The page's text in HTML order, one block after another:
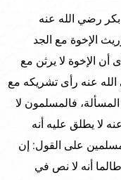
رضي الله عنه
الإخوة مع الجد
أن الإخوة لا يرثن مع
عنه رأى تشريكه مع
فالمسلمون لا
لا يطلق عليه أنه
على القول: إن
أنه لا نص في